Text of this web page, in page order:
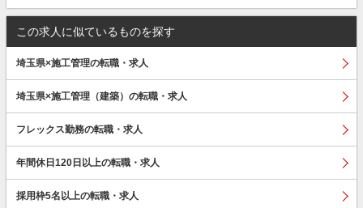
この求人に似ているものを探す
埼玉県×施工管理の転職・求人
埼玉県×施工管理（建築）の転職・求人
フレックス勤務の転職・求人
年間休日120日以上の転職・求人
採用枠5名以上の転職・求人